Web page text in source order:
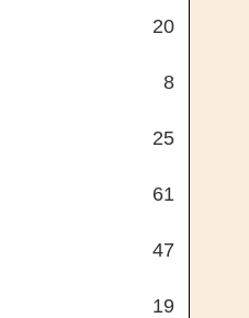
20
8
25
61
47
19